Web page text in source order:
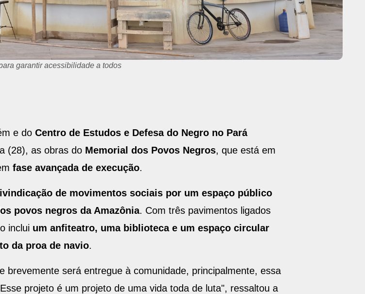
garantir acessibilidade a todos
e doCentro de Estudos e Defesa do Negro no Pará
(28), as obras do Memorial dos Povos Negros, que está em
fase avançada de execução.
de movimentos sociais por um espaço público
povos negros da Amazônia. Com três pavimentos ligados
inclui um anfiteatro, uma biblioteca e um espaço circular
da proa de navio.
brevemente será entregue à comunidade, principalmente, essa
projeto é um projeto de uma vida toda de luta", ressaltou a